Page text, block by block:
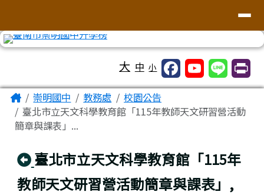
大 中 小
主內容區域
Home崇明國中 教務處
校園公告
臺北市立天文科學教育館「115年教師天文研習營活動
簡章與課表」...
回上頁
臺北市立天文科學教育館「115年
教師天文研習營活動簡章與課表」,
頁尾區域